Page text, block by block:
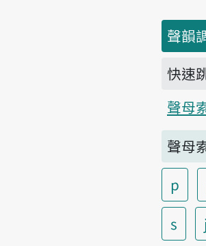
聲韻
快速
聲母
聲母
p
s
j